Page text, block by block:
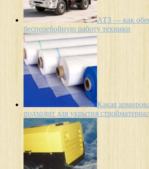
АТЗ — как
бесперебойную работу техники
Какая
подходит для укрытия